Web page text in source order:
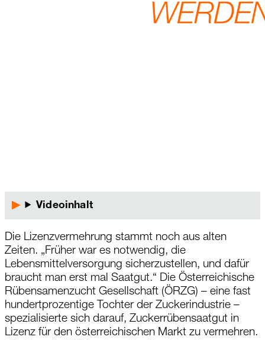
Videoinhalt
Die Lizenzvermehrung stammt noch aus alten
Zeiten. „Früher war es notwendig, die
Lebensmittelversorgung sicherzustellen, und dafür
braucht man erst mal Saatgut.“ Die Österreichische
Rüben­samen­zucht Gesellschaft (ÖRZG) – eine fast
hundertprozentige Tochter der Zuckerindustrie –
spezialisierte sich darauf, Zuckerrübensaatgut in
Lizenz für den österreichischen Markt zu vermehren.